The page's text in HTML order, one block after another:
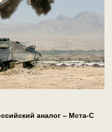
аналог – Мста-С